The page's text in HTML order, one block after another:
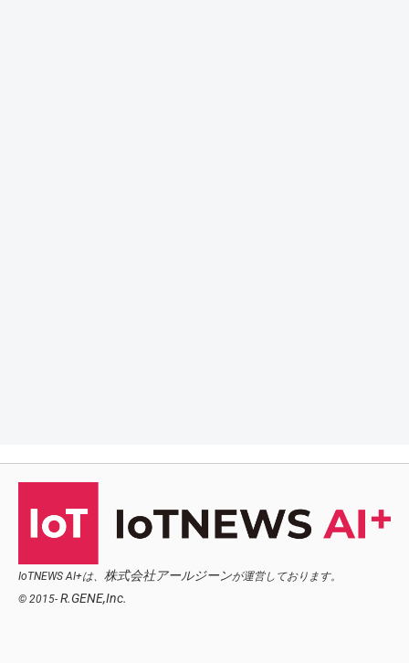
IoTNEWS AI+は、 株式会社アールジーンが運営しております。
© 2015- R.GENE,Inc.